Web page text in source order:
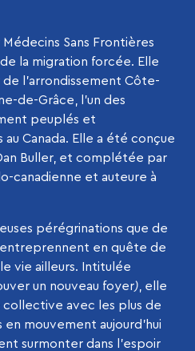
Sans Frontières
la migration forcée. Elle
l’arrondissement Côte-
de-Grâce, l’un des
peuplés et
Canada. Elle a été conçue
Buller, et complétée par
canadienne et auteure à
pérégrinations que de
en quête de
vie ailleurs. Intitulée
un nouveau foyer) , elle
avec les plus de
mouvement aujourd’hui
surmonter dans l’espoir